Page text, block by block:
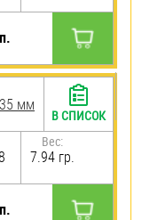
мм
Вес:
7.94 гр.
В СПИСОК